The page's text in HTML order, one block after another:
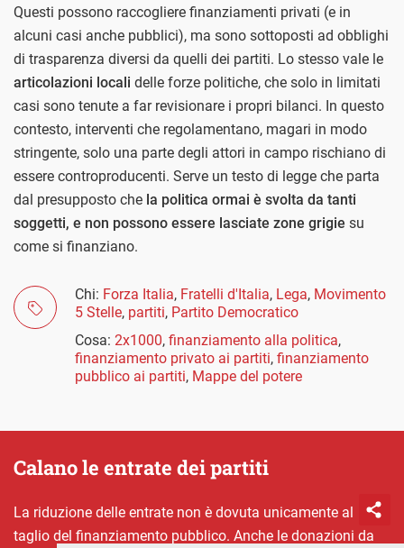
Questi possono raccogliere finanziamenti privati (e in
alcuni casi anche pubblici), ma sono sottoposti ad obblighi
di trasparenza diversi da quelli dei partiti. Lo stesso vale le
articolazioni locali delle forze politiche, che solo in limitati
casi sono tenute a far revisionare i propri bilanci. In questo
contesto, interventi che regolamentano, magari in modo
stringente, solo una parte degli attori in campo rischiano di
essere controproducenti. Serve un testo di legge che parta
dal presupposto che la politica ormai è svolta da tanti
soggetti, e non possono essere lasciate zone grigie su
come si finanziano.
Chi: Forza Italia, Fratelli d'Italia, Lega, Movimento
5 Stelle, partiti, Partito Democratico
Cosa: 2x1000, finanziamento alla politica,
finanziamento privato ai partiti, finanziamento
pubblico ai partiti, Mappe del potere
Calano le entrate dei partiti
La riduzione delle entrate non è dovuta unicamente al
taglio del finanziamento pubblico. Anche le donazioni da